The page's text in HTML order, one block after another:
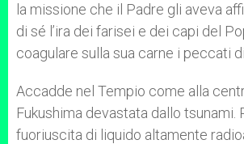
la missione che il Padre gli aveva
di sé l’ira dei farisei e dei capi del
coagulare sulla sua carne i peccati
Accadde nel Tempio come alla
Fukushima devastata dallo tsunami.
fuoriuscita di liquido altamente